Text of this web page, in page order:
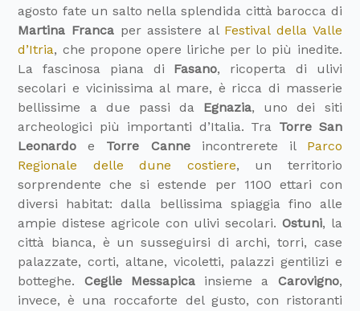
agosto fate un salto nella splendida città barocca di
Martina Franca per assistere al Festival della Valle
d’Itria, che propone opere liriche per lo più inedite.
La fascinosa piana di Fasano, ricoperta di ulivi
secolari e vicinissima al mare, è ricca di masserie
bellissime a due passi da Egnazia, uno dei siti
archeologici più importanti d’Italia. Tra Torre San
Leonardo e Torre Canneincontrerete il Parco
Regionale delle dune costiere, un territorio
sorprendente che si estende per 1100 ettari con
diversi habitat: dalla bellissima spiaggia fino alle
ampie distese agricole con ulivi secolari. Ostuni, la
città bianca, è un susseguirsi di archi, torri, case
palazzate, corti, altane, vicoletti, palazzi gentilizi e
botteghe. Ceglie Messapicainsieme a Carovigno,
invece, è una roccaforte del gusto, con ristoranti